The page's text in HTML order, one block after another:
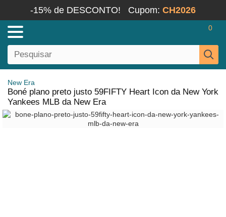
-15% de DESCONTO! Cupom: CH2026
0
New Era
Boné plano preto justo 59FIFTY Heart Icon da New York
Yankees MLB da New Era